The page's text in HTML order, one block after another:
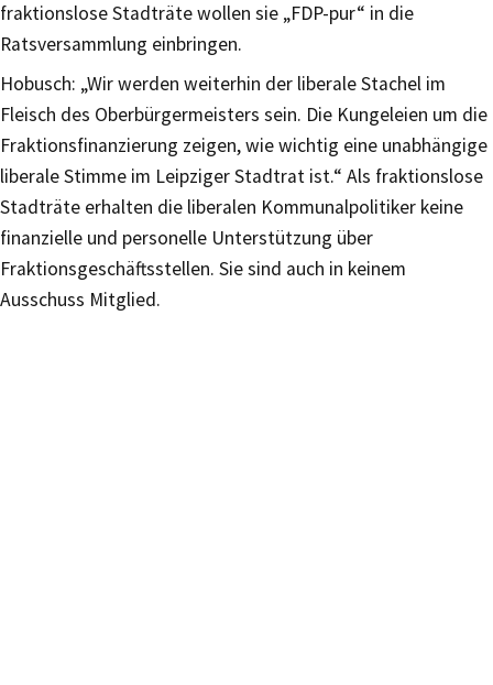
fraktionslose Stadträte wollen sie „FDP-pur“ in die
Ratsversammlung einbringen.
Hobusch: „Wir werden weiterhin der liberale Stachel im
Fleisch des Oberbürgermeisters sein. Die Kungeleien um die
Fraktionsfinanzierung zeigen, wie wichtig eine unabhängige
liberale Stimme im Leipziger Stadtrat ist.“ Als fraktionslose
Stadträte erhalten die liberalen Kommunalpolitiker keine
finanzielle und personelle Unterstützung über
Fraktionsgeschäftsstellen. Sie sind auch in keinem
Ausschuss Mitglied.